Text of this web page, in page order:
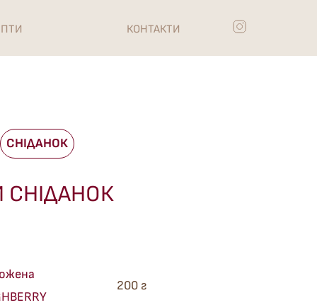
КОНТАКТИ
СНІДАНОК
СНІДАНОК
200 г